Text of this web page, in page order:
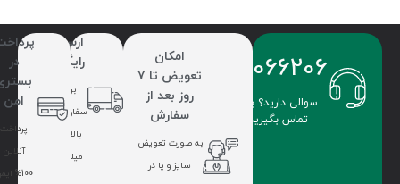
09336066206
سوالی دارید؟ با ما
تماس بگیرید.
امکان
تعویض تا 7
روز بعد از
سفارش
به صورت تعویض
سایز و یا در
ارسال
رایگان
برای
سفارشات
میلیون
در
امن
پرداخت
آنلاین
100% ایمن